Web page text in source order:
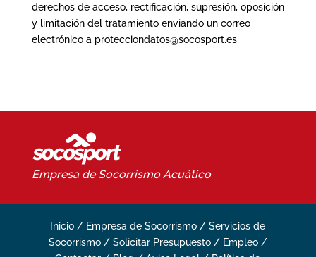
derechos de acceso, rectificación, supresión, oposición
y limitación del tratamiento enviando un correo
electrónico a protecciondatos@socosport.es
Empresa de SocorrismoAcuático
Inicio / Empresa de Socorrismo /Servicios de
Socorrismo/ Solicitar Presupuesto / Empleo/